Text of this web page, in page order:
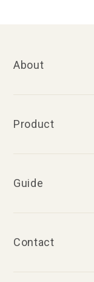
About
Product
Guide
Contact